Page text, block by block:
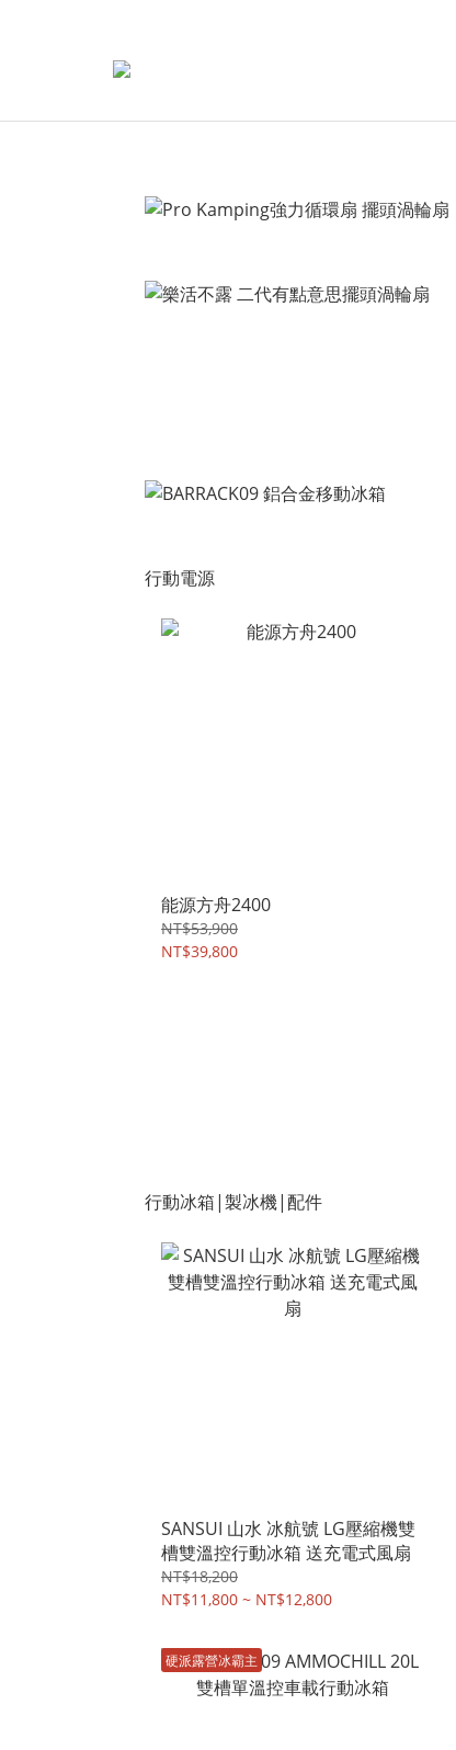
行動電源
能源方舟2400
NT$53,900
NT$39,800
行動冰箱|製冰機|配件
SANSUI 山水 冰航號 LG壓縮機雙
槽雙溫控行動冰箱 送充電式風扇
NT$18,200
NT$11,800 ~ NT$12,800
硬派露營冰霸主